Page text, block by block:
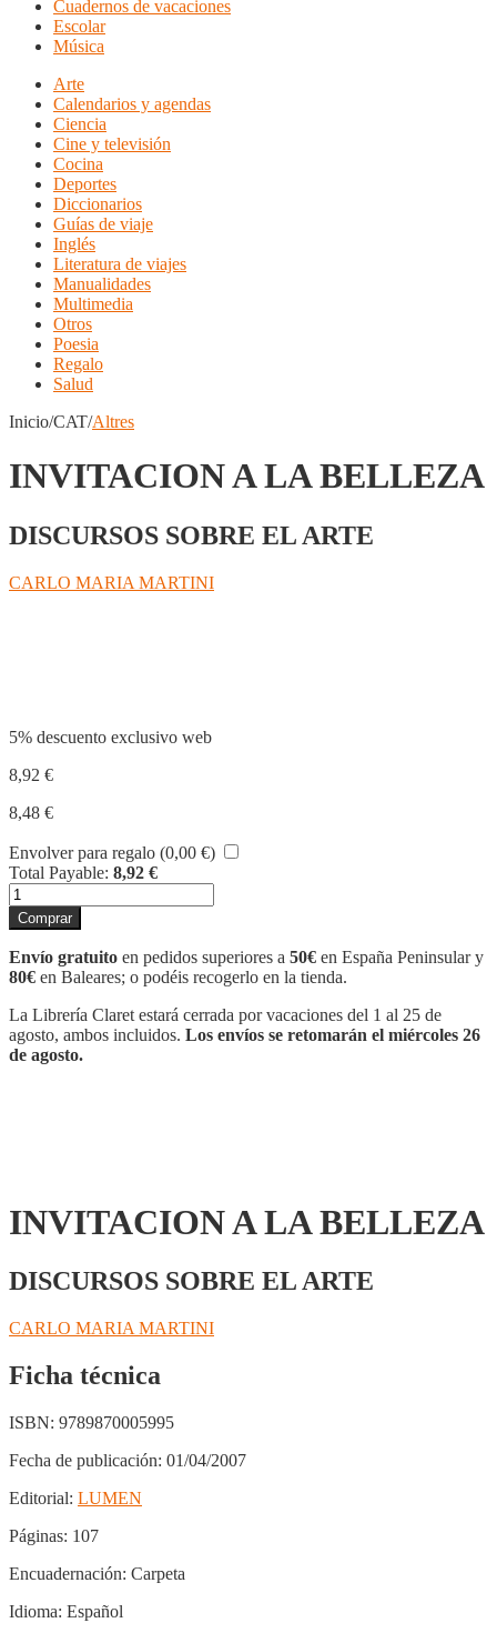
Cuadernos de vacaciones
Escolar
Música
Arte
Calendarios y agendas
Ciencia
Cine y televisión
Cocina
Deportes
Diccionarios
Guías de viaje
Inglés
Literatura de viajes
Manualidades
Multimedia
Otros
Poesia
Regalo
Salud
Inicio/CAT/Altres
INVITACION A LA BELLEZA
DISCURSOS SOBRE EL ARTE
CARLO MARIA MARTINI
5% descuento exclusivo web
8,92 €
8,48 €
Envolver para regalo (0,00 €)
Total Payable: 8,92 €
INVITACION
A
LA
BELLEZA
cantidad
Comprar
Envío gratuito en pedidos superiores a 50€ en España Peninsular y
80€ en Baleares; o podéis recogerlo en la tienda.
La Librería Claret estará cerrada por vacaciones del 1 al 25 de
agosto, ambos incluidos. Los envíos se retomarán el miércoles 26
de agosto.
INVITACION A LA BELLEZA
DISCURSOS SOBRE EL ARTE
CARLO MARIA MARTINI
Ficha técnica
ISBN: 9789870005995
Fecha de publicación: 01/04/2007
Editorial: LUMEN
Páginas: 107
Encuadernación: Carpeta
Idioma: Español